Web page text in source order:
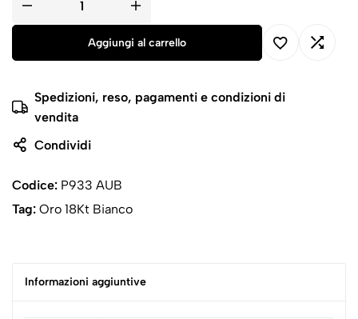
Aggiungi al carrello
Spedizioni, reso, pagamenti e condizioni di
vendita
Condividi
Codice: P933 AUB
Tag: Oro 18Kt Bianco
Informazioni aggiuntive